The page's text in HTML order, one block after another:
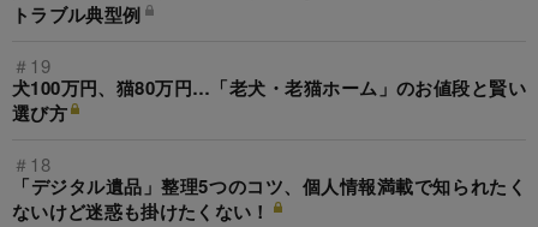
トラブル典型例
＃19
犬100万円、猫80万円…「老犬・老猫ホーム」のお値段と賢い
選び方
＃18
「デジタル遺品」整理5つのコツ、個人情報満載で知られたく
ないけど迷惑も掛けたくない！